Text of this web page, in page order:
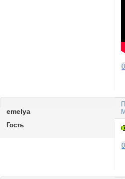
0
emelya
Гость
0